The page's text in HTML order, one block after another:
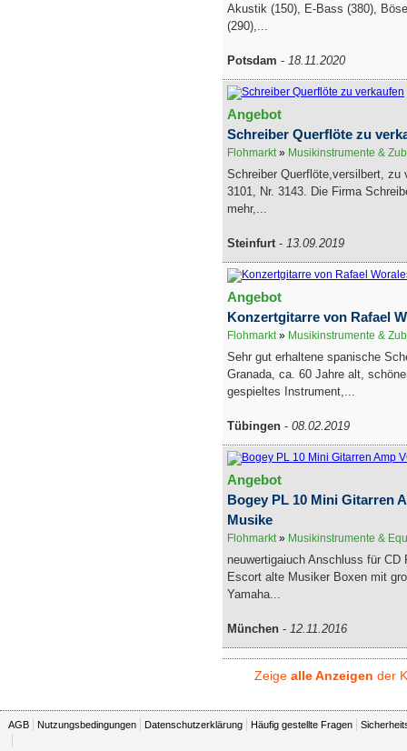
Akustik (150), E-Bass (380),
(290),...
Potsdam - 18.11.2020
Angebot
Schreiber Querflöte zu
Flohmarkt» Musikinstrumente &
Schreiber Querflöte,versilbert, zu
3101, Nr. 3143. Die Firma
mehr,...
Steinfurt - 13.09.2019
Angebot
Konzertgitarre von Rafael
Flohmarkt» Musikinstrumente &
Sehr gut erhaltene spanische
Granada, ca. 60 Jahre alt,
gespieltes Instrument,...
Tübingen - 08.02.2019
Angebot
Bogey PL 10 Mini Gitarren
Musike
Flohmarkt» Musikinstrumente &
neuwertigaiuch Anschluss für CD
Escort alte Musiker Boxen mit
Yamaha...
München - 12.11.2016
Zeige alle Anzeigen der
AGB Nutzungsbedingungen Datenschutzerklärung Häufig gestellte Fragen